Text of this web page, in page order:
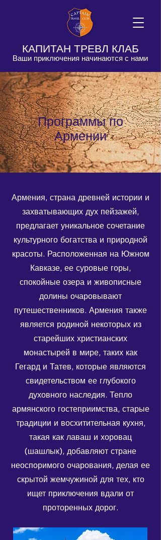
КАПИТАН ТРЕВЛ КЛАБ
Ваши приключения начинаются с нами
Программы по
Армении
Армения, страна древней истории и
захватывающих дух пейзажей,
предлагает уникальное сочетание
культурного богатства и природной
красоты. Расположенная на Южном
Кавказе, ее суровые горы,
спокойные озера и живописные
долины очаровывают
путешественников. Армения также
является родиной некоторых из
старейших христианских
монастырей в мире, таких как
Гегард и Татев, которые являются
свидетельством ее глубокого
духовного наследия. Тепло
армянского гостеприимства, старые
традиции и восхитительная кухня,
такая как лаваш и хоровац
(шашлык), добавляют стране
неоспоримого очарования, делая ее
скрытой жемчужиной для тех, кто
ищет приключения вдали от
проторенных дорог.